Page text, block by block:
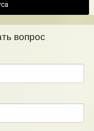
вопрос